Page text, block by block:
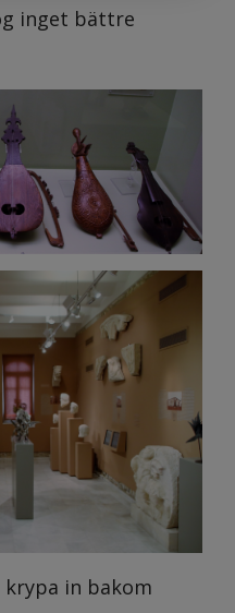
inget bättre
in bakom